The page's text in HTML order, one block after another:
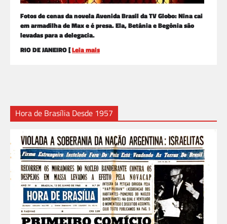
Fotos de cenas da novela Avenida Brasil da TV Globo: Nina cai
em armadilha de Max e é presa. Ela, Betânia e Begônia são
levadas para a delegacia.
RIO DE JANEIRO [Leia mais
Hora de Brasília Desde 1957